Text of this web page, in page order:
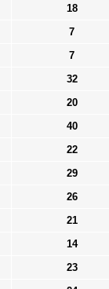
18
7
7
32
20
40
22
29
26
21
14
23